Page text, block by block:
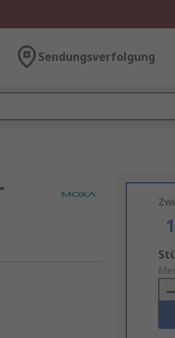
Sendungsverfolgung
to